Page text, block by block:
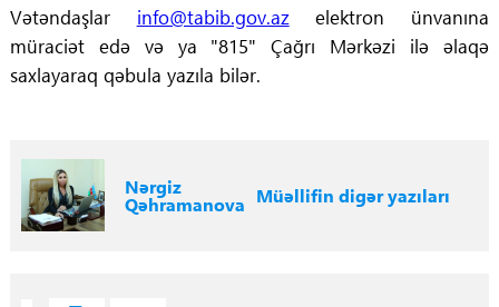
Vətəndaşlar info@tabib.gov.azelektron ünvanına
müraciət edə və ya "815" Çağrı Mərkəzi ilə əlaqə
saxlayaraq qəbula yazıla bilər.
Nərgiz
Qəhramanova Müəllifin digər yazıları